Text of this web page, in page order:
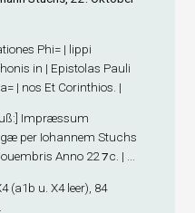
Phi= | lippi
in | Epistolas Pauli
| nos Et Corinthios. |
:] Impræssum
per Iohannem Stuchs
Anno 22 ⁊c. | ...
4(a1b u. X4 leer), 84